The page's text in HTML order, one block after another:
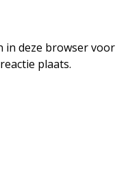
in deze browser voor
plaats.